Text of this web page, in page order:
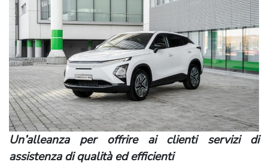
Un’alleanza per offrire ai clienti servizi di
assistenza di qualità ed efficienti